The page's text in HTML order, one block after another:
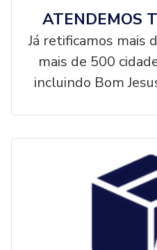
ATENDEMOS
Já retificamos mais
mais de 500
incluindo Bom